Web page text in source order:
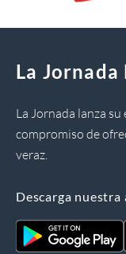
La Jornada
La Jornada lanza
compromiso de
veraz.
Descarga nuestra